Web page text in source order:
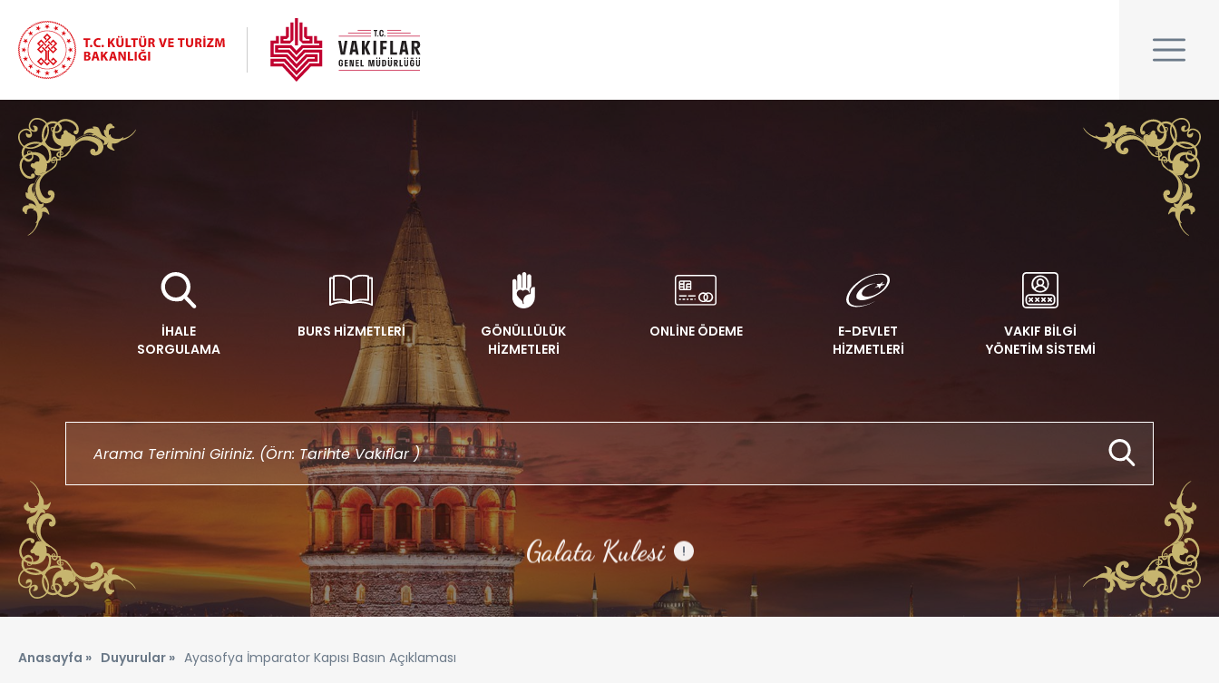
İHALE
SORGULAMA
BURS HİZMETLERİ
GÖNÜLLÜLÜK
HİZMETLERİ
ONLİNE ÖDEME
E-DEVLET
HİZMETLERİ
VAKIF BİLGİ
YÖNETİM SİSTEMİ
Galata Kulesi !
Anasayfa » Duyurular » Ayasofya İmparator Kapısı Basın Açıklaması